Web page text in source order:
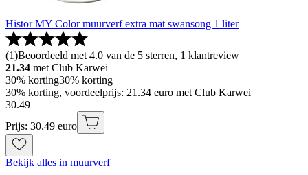
Histor MY Color muurverf extra mat swansong 1 liter
(1)Beoordeeld met 4.0 van de 5 sterren, 1 klantreview
21.34 met Club Karwei
30% korting30% korting
30% korting, voordeelprijs: 21.34 euro met Club Karwei
30.49
Prijs: 30.49 euro
Bekijk alles in muurverf